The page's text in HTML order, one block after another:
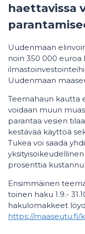
haettavissa
Uudenmaan
noin 350 000 euroa
Uudenmaan
Teemahaun kautta
voidaan muun
parantaa vesien
kestävää käyttöä
Tukea voi saada
prosenttia
Ensimmäinen
toinen haku 1.9.-
hakulomakkeet
https://maaseutu.fi/